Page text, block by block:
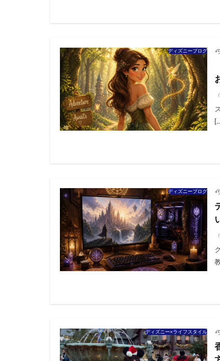
ディズニーブログ
ディズニーブログ
ディズニー×ライフスタイル